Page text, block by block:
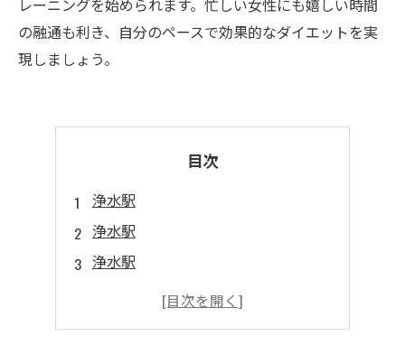
レーニングを始められます。忙しい女性にも嬉しい時間
の融通も利き、自分のペースで効果的なダイエットを実
現しましょう。
目次
浄水駅
浄水駅
浄水駅